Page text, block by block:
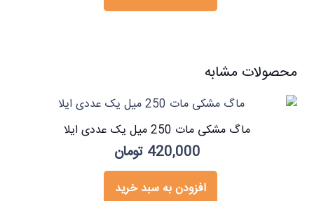
محصولات مشابه
ماگ مشکی مات 250 میل یک عددی ایلا
420,000 تومان
افزودن به سبد خرید